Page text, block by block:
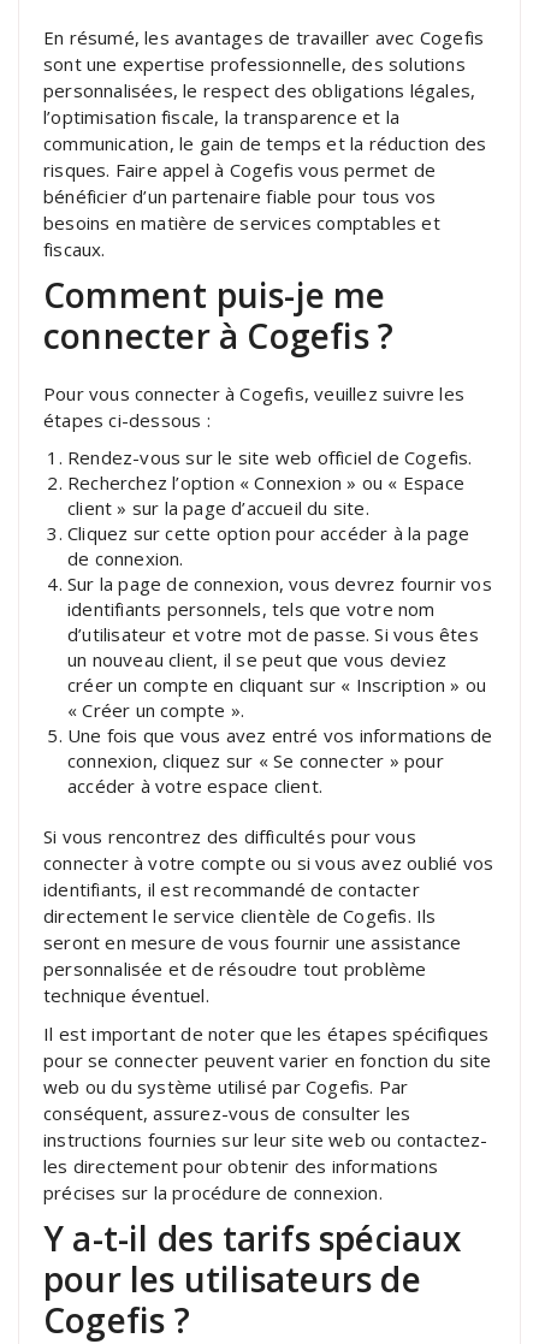
En résumé, les avantages de travailler avec Cogefis
sont une expertise professionnelle, des solutions
personnalisées, le respect des obligations légales,
l’optimisation fiscale, la transparence et la
communication, le gain de temps et la réduction des
risques. Faire appel à Cogefis vous permet de
bénéficier d’un partenaire fiable pour tous vos
besoins en matière de services comptables et
fiscaux.
Comment puis-je me
connecter à Cogefis ?
Pour vous connecter à Cogefis, veuillez suivre les
étapes ci-dessous :
Rendez-vous sur le site web officiel de Cogefis.
Recherchez l’option « Connexion » ou « Espace
client » sur la page d’accueil du site.
Cliquez sur cette option pour accéder à la page
de connexion.
Sur la page de connexion, vous devrez fournir vos
identifiants personnels, tels que votre nom
d’utilisateur et votre mot de passe. Si vous êtes
un nouveau client, il se peut que vous deviez
créer un compte en cliquant sur « Inscription » ou
« Créer un compte ».
Une fois que vous avez entré vos informations de
connexion, cliquez sur « Se connecter » pour
accéder à votre espace client.
Si vous rencontrez des difficultés pour vous
connecter à votre compte ou si vous avez oublié vos
identifiants, il est recommandé de contacter
directement le service clientèle de Cogefis. Ils
seront en mesure de vous fournir une assistance
personnalisée et de résoudre tout problème
technique éventuel.
Il est important de noter que les étapes spécifiques
pour se connecter peuvent varier en fonction du site
web ou du système utilisé par Cogefis. Par
conséquent, assurez-vous de consulter les
instructions fournies sur leur site web ou contactez-
les directement pour obtenir des informations
précises sur la procédure de connexion.
Y a-t-il des tarifs spéciaux
pour les utilisateurs de
Cogefis ?